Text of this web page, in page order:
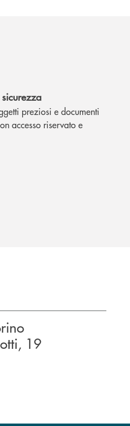
preziosi e documenti
accesso riservato e
19